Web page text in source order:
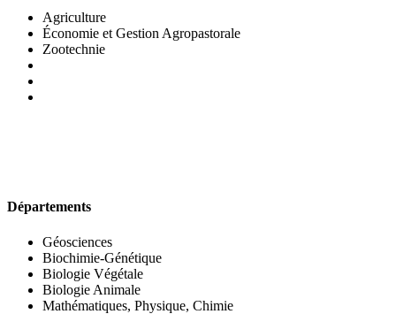
Agriculture
Économie et Gestion Agropastorale
Zootechnie
Départements
Géosciences
Biochimie-Génétique
Biologie Végétale
Biologie Animale
Mathématiques, Physique, Chimie